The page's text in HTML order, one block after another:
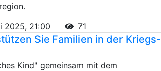
2025, 21:00
71
Sie Familien in der Kriegs-
Kind" gemeinsam mit dem